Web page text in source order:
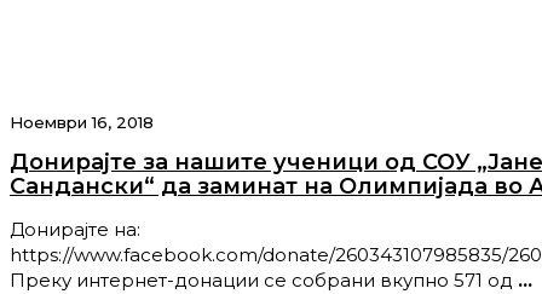
Ноември 16, 2018
Донирајте за нашите ученици од СОУ „Јане
Сандански“ да заминат на Олимпијада во
Донирајте на:
https://www.facebook.com/donate/260343107985835/
Преку интернет-донации се собрани вкупно 571 од …